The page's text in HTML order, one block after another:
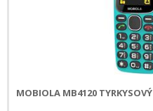
MOBIOLA MB4120 TYRKYSOVÝ